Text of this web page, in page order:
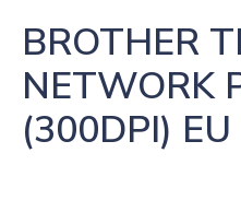
BROTHER
NETWORK
(300DPI) EU